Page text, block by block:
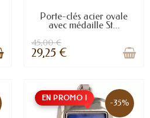
Porte-clés acier ovale
avec médaille St...
45,00 €
29,25 €
EN PROMO ! -35%